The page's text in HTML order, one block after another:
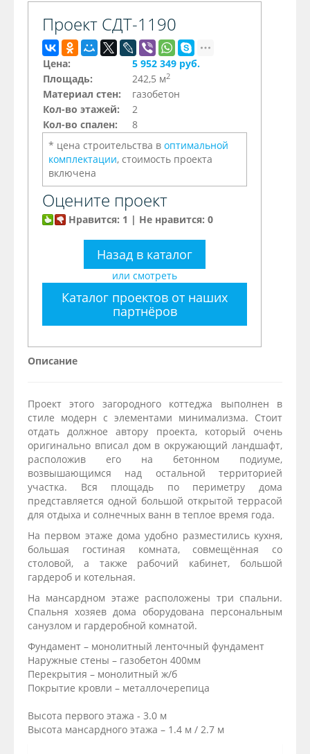
Проект СДТ-1190
Цена:
5 952 349 руб.
Площадь:
242,5 м2
Материал стен:
газобетон
Кол-во этажей:
2
Кол-во спален:
8
* цена строительства в оптимальной
комплектации, стоимость проекта
включена
Оцените проект
Нравится: 1 | Не нравится: 0
Назад в каталог
или смотреть
Каталог проектов от наших
партнёров
Описание
Проект этого загородного коттеджа выполнен в
стиле модерн с элементами минимализма. Стоит
отдать должное автору проекта, который очень
оригинально вписал дом в окружающий ландшафт,
расположив его на бетонном подиуме,
возвышающимся над остальной территорией
участка. Вся площадь по периметру дома
представляется одной большой открытой террасой
для отдыха и солнечных ванн в теплое время года.
На первом этаже дома удобно разместились кухня,
большая гостиная комната, совмещённая со
столовой, а также рабочий кабинет, большой
гардероб и котельная.
На мансардном этаже расположены три спальни.
Спальня хозяев дома оборудована персональным
санузлом и гардеробной комнатой.
Фундамент – монолитный ленточный фундамент
Наружные стены – газобетон 400мм
Перекрытия – монолитный ж/б
Покрытие кровли – металлочерепица
Высота первого этажа - 3.0 м
Высота мансардного этажа – 1.4 м / 2.7 м